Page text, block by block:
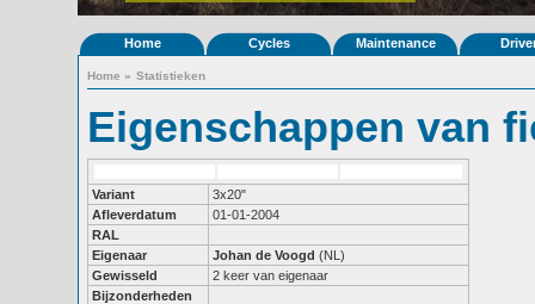
Home Cycles Maintenance
Home » Statistieken
Eigenschappen van
Variant
3x20"
Afleverdatum
01-01-2004
RAL
Eigenaar
Johan de Voogd (NL)
Gewisseld
2 keer van eigenaar
Bijzonderheden